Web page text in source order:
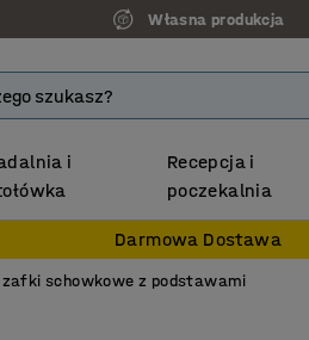
Własna produkcja
i
Recepcja i
poczekalnia
Darmowa Dostawa
schowkowe z podstawami